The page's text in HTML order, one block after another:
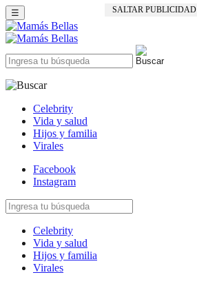
SALTAR PUBLICIDAD
☰
Celebrity
Vida y salud
Hijos y familia
Virales
Facebook
Instagram
Celebrity
Vida y salud
Hijos y familia
Virales